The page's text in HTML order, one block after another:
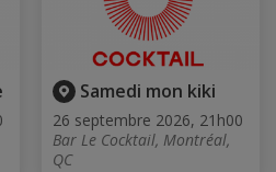
Samedi mon kiki
26 septembre 2026, 21h00
Bar Le Cocktail, Montréal,
QC